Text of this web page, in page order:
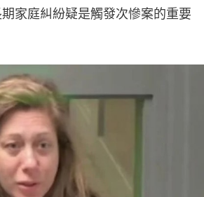
家庭糾紛疑是觸發次慘案的重要